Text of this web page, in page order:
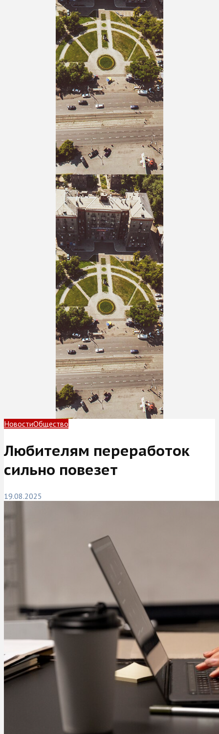
НовостиОбщество
Любителям переработок
сильно повезет
19.08.2025